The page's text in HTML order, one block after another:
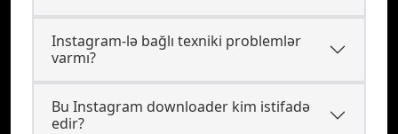
Instagram-lə bağlı texniki problemlər
varmı?
Bu Instagram downloader kim istifadə
edir?